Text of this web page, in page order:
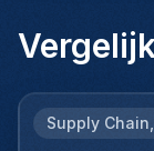
Supply